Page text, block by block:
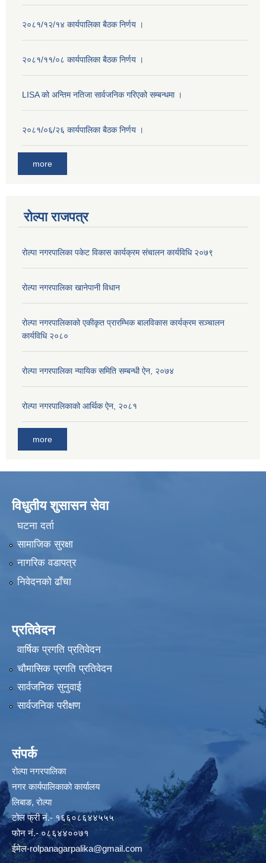
२०८१/१२/१४ कार्यपालिका बैठक निर्णय ।
२०८१/११/०८ कार्यपालिका बैठक निर्णय ।
LISA को अन्तिम नतिजा सार्वजनिक गरिएको सम्बन्धमा ।
२०८१/०६/२६ कार्यपालिका बैठक निर्णय ।
more
रोल्पा राजपत्र
रोल्पा नगरपालिका पकेट विकास कार्यक्रम संचालन कार्यविधि २०७९
रोल्पा नगरपालिका खानेपानी विधान
रोल्पा नगरपालिकाको एकीकृत प्रारम्भिक बालविकास कार्यक्रम सञ्चालन
कार्यविधि २०८०
रोल्पा नगरपालिका न्यायिक समिति सम्बन्धी ऐन, २०७४
रोल्पा नगरपालिकाको आर्थिक ऐन, २०८१
more
विधुतीय शुसासन सेवा
घटना दर्ता
सामाजिक सुरक्षा
नागरिक वडापत्र
निवेदनको ढाँचा
प्रतिवेदन
वार्षिक प्रगति प्रतिवेदन
चौमासिक प्रगति प्रतिवेदन
सार्वजनिक सुनुवाई
सार्वजनिक परीक्षण
संपर्क
रोल्पा नगरपालिका
नगर कार्यपालिकाको कार्यालय
लिबाङ, रोल्पा
टोल फ्री नं.- १६६०८६४४५५५
फोन नं.- ०८६४४००७१
ईमेल-rolpanagarpalika@gmail.com